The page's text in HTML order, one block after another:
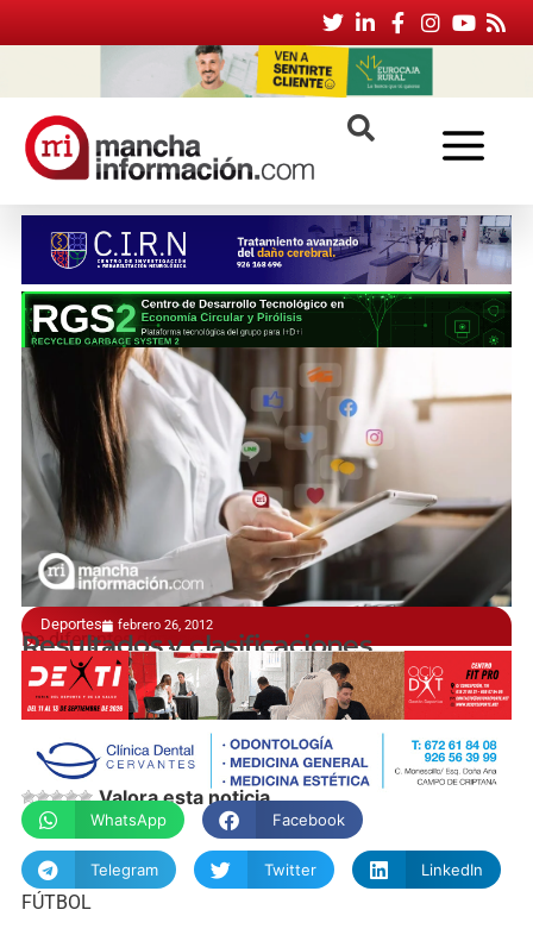
Deportes febrero 26, 2012
De diferentes deportes
Resultados y clasificaciones
manchainformacion.com
Valora esta noticia
WhatsApp Facebook
Telegram Twitter LinkedIn
FÚTBOL